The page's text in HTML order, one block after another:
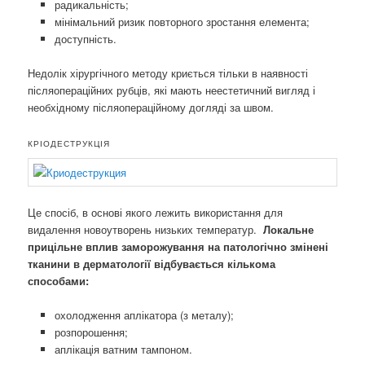
радикальність;
мінімальний ризик повторного зростання елемента;
доступність.
Недолік хірургічного методу криється тільки в наявності
післяопераційних рубців, які мають неестетичний вигляд і
необхідному післяопераційному догляді за швом.
КРІОДЕСТРУКЦІЯ
Це спосіб, в основі якого лежить використання для
видалення новоутворень низьких температур. Локальне
прицільне впливзаморожування на патологічно змінені
тканини в дерматології відбувається кількома
способами:
охолодження аплікатора (з металу);
розпорошення;
аплікація ватним тампоном.